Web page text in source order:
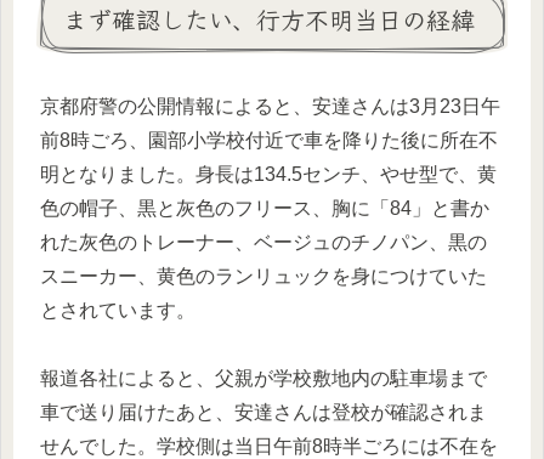
まず確認したい、行方不明当日の経緯
京都府警の公開情報によると、安達さんは3月23日午
前8時ごろ、園部小学校付近で車を降りた後に所在不
明となりました。身長は134.5センチ、やせ型で、黄
色の帽子、黒と灰色のフリース、胸に「84」と書か
れた灰色のトレーナー、ベージュのチノパン、黒の
スニーカー、黄色のランリュックを身につけていた
とされています。
報道各社によると、父親が学校敷地内の駐車場まで
車で送り届けたあと、安達さんは登校が確認されま
せんでした。学校側は当日午前8時半ごろには不在を